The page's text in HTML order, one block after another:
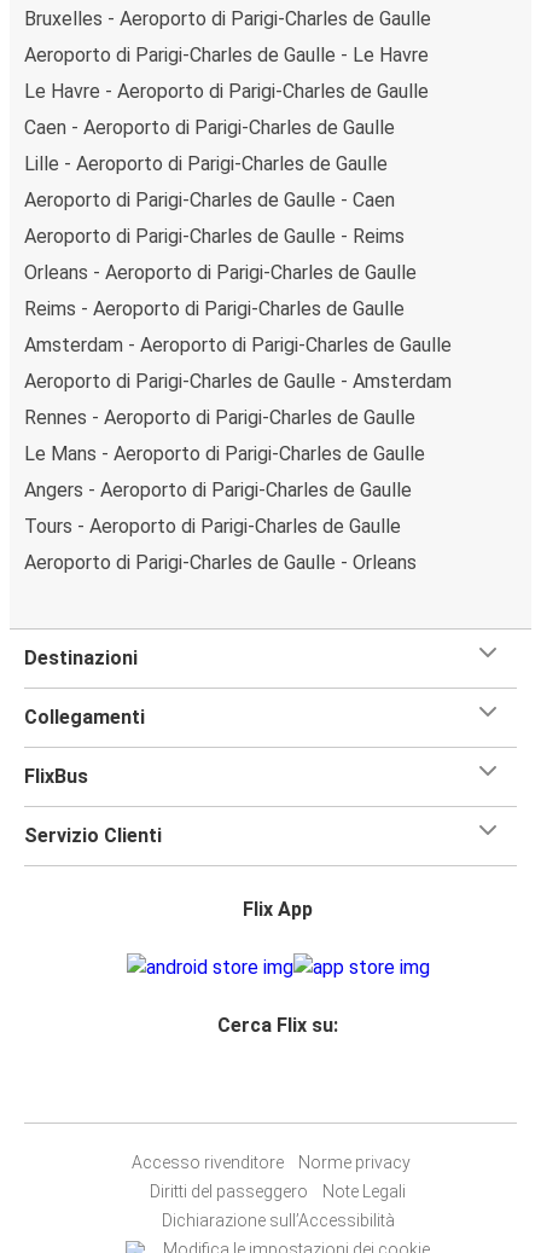
Bruxelles - Aeroporto di Parigi-Charles de Gaulle
Aeroporto di Parigi-Charles de Gaulle - Le Havre
Le Havre - Aeroporto di Parigi-Charles de Gaulle
Caen - Aeroporto di Parigi-Charles de Gaulle
Lille - Aeroporto di Parigi-Charles de Gaulle
Aeroporto di Parigi-Charles de Gaulle - Caen
Aeroporto di Parigi-Charles de Gaulle - Reims
Orleans - Aeroporto di Parigi-Charles de Gaulle
Reims - Aeroporto di Parigi-Charles de Gaulle
Amsterdam - Aeroporto di Parigi-Charles de Gaulle
Aeroporto di Parigi-Charles de Gaulle - Amsterdam
Rennes - Aeroporto di Parigi-Charles de Gaulle
Le Mans - Aeroporto di Parigi-Charles de Gaulle
Angers - Aeroporto di Parigi-Charles de Gaulle
Tours - Aeroporto di Parigi-Charles de Gaulle
Aeroporto di Parigi-Charles de Gaulle - Orleans
Destinazioni
Collegamenti
FlixBus
Servizio Clienti
Flix App
Cerca Flix su:
Accesso rivenditore
Norme privacy
Diritti del passeggero
Note Legali
Dichiarazione sull’Accessibilità
Modifica le impostazioni dei cookie